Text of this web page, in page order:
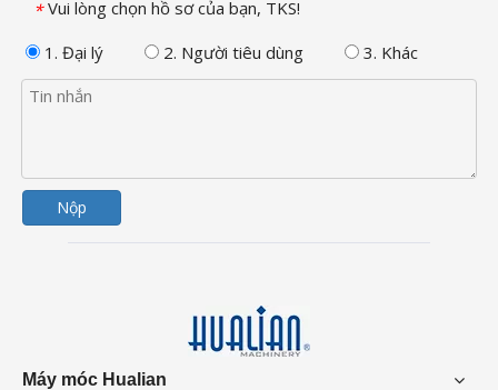
* Vui lòng chọn hồ sơ của bạn, TKS!
1. Đại lý
2. Người tiêu dùng 3. Khác
Nộp
Máy móc Hualian